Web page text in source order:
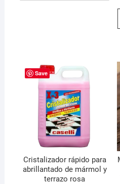
Save
Cristalizador rápido para
abrillantado de mármol y
terrazo rosa